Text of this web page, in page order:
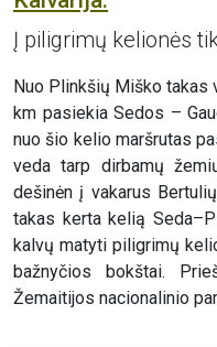
Į piligrimų kelionės
Nuo Plinkšių Miško takas
km pasiekia Sedos –
nuo šio kelio maršrutas
veda tarp dirbamų
dešinėn į vakarus
takas kerta kelią
kalvų matyti piligrimų
bažnyčios bokštai.
Žemaitijos nacionalinio